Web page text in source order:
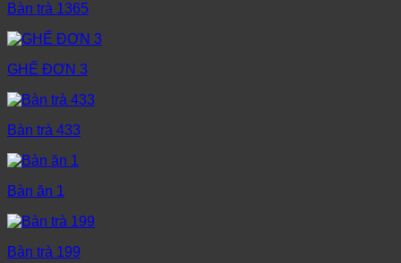
Bàn trà 1365
GHẾ ĐƠN 3
Bàn trà 433
Bàn ăn 1
Bàn trà 199